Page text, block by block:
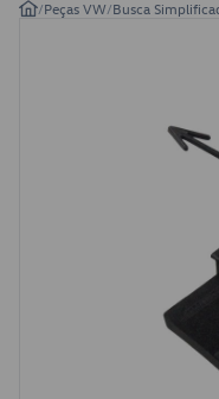
/Peças VW/Busca